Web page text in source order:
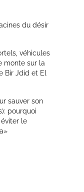
du désir
véhicules
monte sur la
Bir Jdid et El
sauver son
pourquoi
le